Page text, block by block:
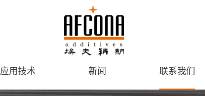
应用技术 新闻 联系我们